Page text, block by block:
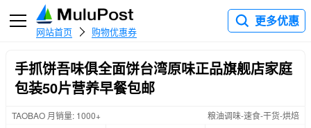
网站首页 购物优惠券
更多优惠
手抓饼吾味俱全面饼台湾原味正品旗舰店家庭
包装50片营养早餐包邮
TAOBAO 月销量: 1000+ 粮油调味-速食-干货-烘焙